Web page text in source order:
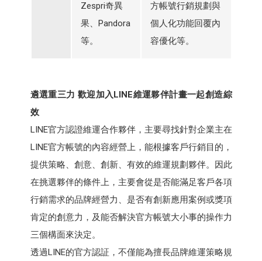
Zespri奇異
果、Pandora
等。
方帳號行銷規劃與
個人化功能回覆內
容優化等。
遴選重三力 歡迎加入LINE維運夥伴計畫一起創造綜
效
LINE官方認證維運合作夥伴，主要尋找針對企業主在
LINE官方帳號的內容經營上，能根據客戶行銷目的，
提供策略、創意、創新、有效的維運規劃夥伴。因此
在挑選夥伴的條件上，主要會從是否能滿足客戶各項
行銷需求的品牌經營力、是否有創新應用案例或獎項
肯定的創意力，及能否解決官方帳號大小事的操作力
三個構面來決定。
透過LINE的官方認証，不僅能為擅長品牌維運策略規